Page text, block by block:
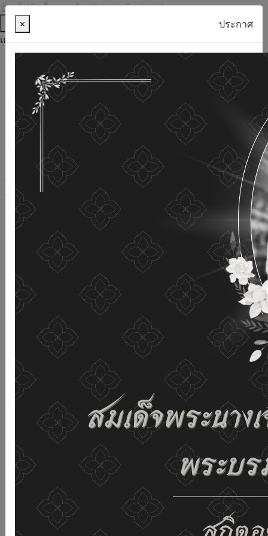
ข้ามไปยังเนื้อหาหลัก (Skip to Content)
ช่วยเหลือ
เครื่องมือการเข้าถึง
ภาษาไทย
ภาษาอังกฤษ
เพิ่มขนาดตัวอักษร
ลดขนาดตัวอักษร
ขนาดตัวอักษรปกติ
ความคมชัดสูง
ความคมชัดเชิงลบ
ความคมชัดปกติ
เปิดอ่านด้วยเสียง
ปิดอ่านด้วยเสียง
ผังเว็บไซต์
เว็บไซต์นี้ใช้คุกกี้ (Cookies)
กรมกิจการผู้สูงอายุ
ให้ความสำคัญต่อข้อมูลส่วนบุคคลของ
ท่าน เพื่อการพัฒนาและปรับปรุงเว็บไซต์ หากท่านใช้บริการ
เว็บไซต์นี้โดยไม่มีการปรับตั้งค่าใดๆ แสดงว่าท่านยินยอมที่จะ
รับคุกกี้บนเว็บไซต์ และนโยบายสิทธิส่วนบุคคลของเรา
ดูรายละเอียด ยอมรับทั้งหมด
02-659-6811 saraban@dop.mail.go.th
เปลี่ยนการแสดงผล
ก-ก
× ประกาศ